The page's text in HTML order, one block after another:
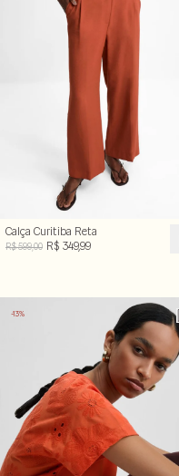
Calça Curitiba Reta
R$ 599,00 R$ 349,99
-13%